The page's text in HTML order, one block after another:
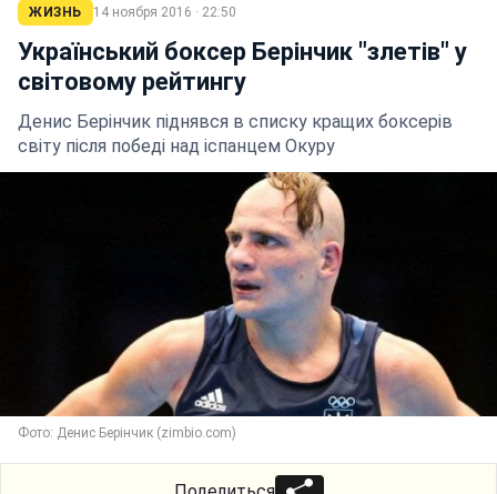
ЖИЗНЬ 14 ноября 2016 · 22:50
Український боксер Берінчик "злетів" у
світовому рейтингу
Денис Берінчик піднявся в списку кращих боксерів
світу після победі над іспанцем Окуру
Фото: Денис Берінчик (zimbio.com)